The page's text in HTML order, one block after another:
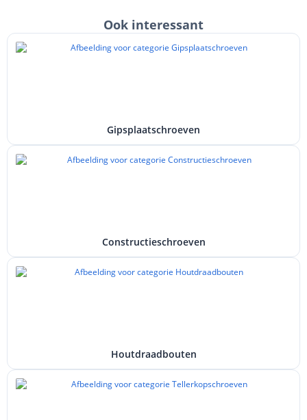
Ook interessant
Gipsplaatschroeven
Constructieschroeven
Houtdraadbouten